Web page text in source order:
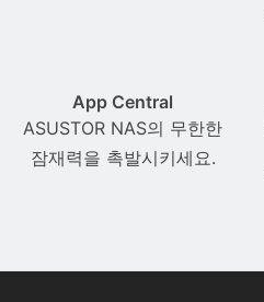
App Central
ASUSTOR NAS의 무한한
잠재력을 촉발시키세요.